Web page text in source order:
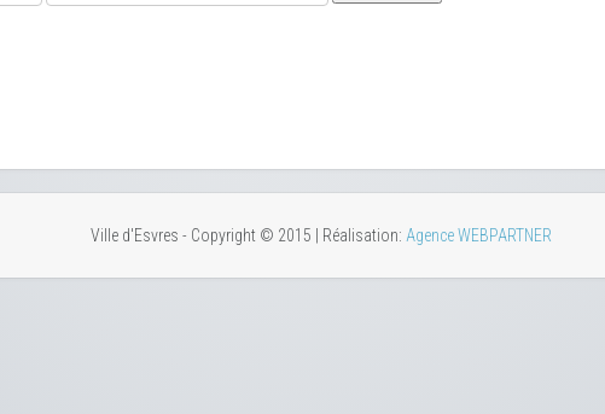
Ville d'Esvres - Copyright © 2015 | Réalisation: Agence WEBPARTNER